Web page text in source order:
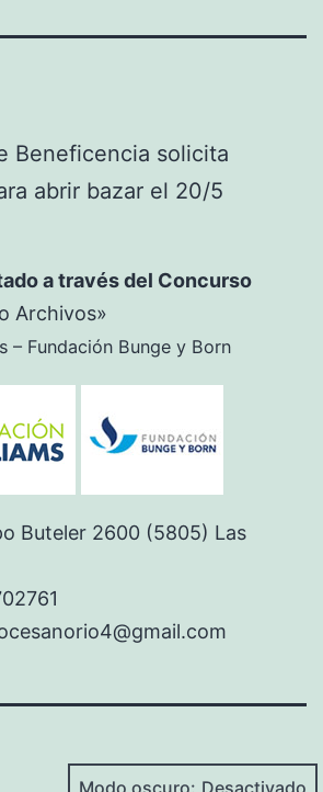
Beneficencia solicita
abrir bazar el 20/5
a través del Concurso
Archivos»
– Fundación Bunge y Born
Buteler 2600 (5805) Las
Modo oscuro: